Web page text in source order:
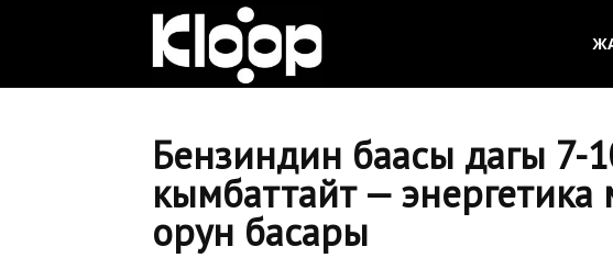
Бензиндин баасы дагы 7-
кымбаттайт —
орун басары